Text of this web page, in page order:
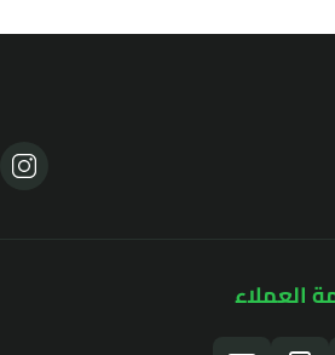
العملاء